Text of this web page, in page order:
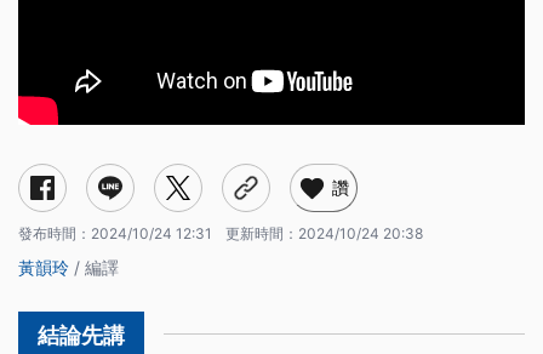
讚
發布時間： 2024/10/24 12:31 更新時間： 2024/10/24 20:38
黃韻玲 / 編譯